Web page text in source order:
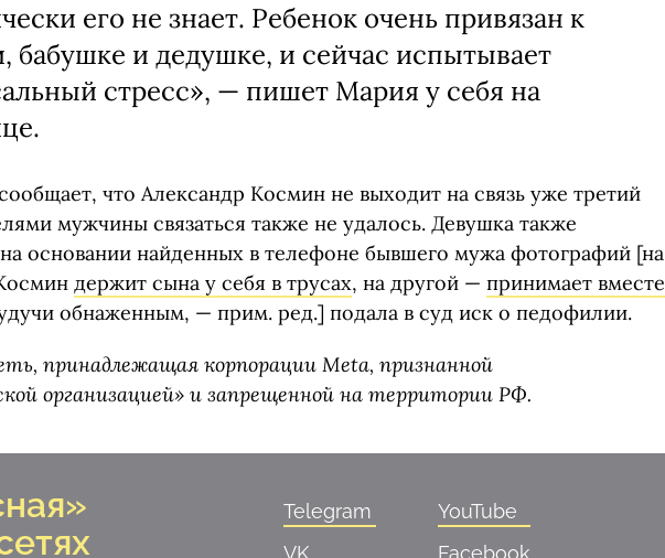
его не знает. Ребенок очень привязан к
бабушке и дедушке, и сейчас испытывает
стресс», — пишет Мария у себя на
что Александр Космин не выходит на связь уже третий
мужчины связаться также не удалось. Девушка также
основании найденных в телефоне бывшего мужа фотографий [на
держит сына у себя в трусах, на другой — принимает вместе
обнаженным, — прим. ред.] подала в суд иск о педофилии.
принадлежащая корпорации Meta, признанной
организацией» и запрещенной на территории РФ.
Telegram
YouTube
VK
Facebook